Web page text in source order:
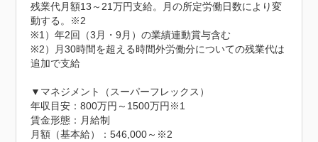
残業代月額13～21万円支給。月の所定労働日数により変
動する。※2
※1）年2回（3月・9月）の業績連動賞与含む
※2）月30時間を超える時間外労働分についての残業代は
追加で支給
▼マネジメント（スーパーフレックス）
年収目安：800万円～1500万円※1
賃金形態：月給制
月額（基本給）：546,000～※2